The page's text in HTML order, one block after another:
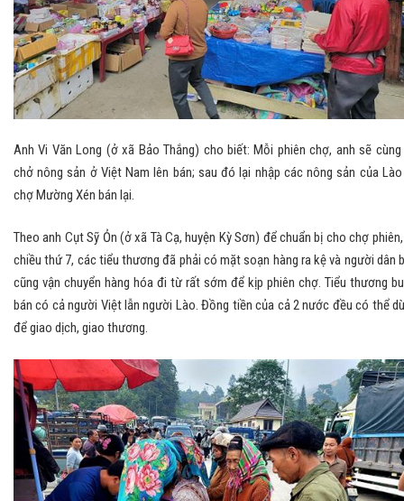
Anh Vi Văn Long (ở xã Bảo Thắng) cho biết: Mỗi phiên chợ, anh sẽ
chở nông sản ở Việt Nam lên bán; sau đó lại nhập các nông sản của
chợ Mường Xén bán lại.
Theo anh Cụt Sỹ Ỏn (ở xã Tà Cạ, huyện Kỳ Sơn) để chuẩn bị cho chợ
chiều thứ 7, các tiểu thương đã phải có mặt soạn hàng ra kệ và người dân
cũng vận chuyển hàng hóa đi từ rất sớm để kịp phiên chợ. Tiểu thương
bán có cả người Việt lẫn người Lào. Đồng tiền của cả 2 nước đều có thể
để giao dịch, giao thương.